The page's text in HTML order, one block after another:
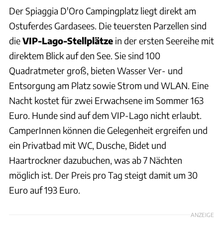
Der Spiaggia D'Oro Campingplatz liegt direkt am
Ostuferdes Gardasees. Die teuersten Parzellen sind
dieVIP-Lago-Stellplätze in der ersten Seereihe mit
direktem Blick auf den See. Sie sind 100
Quadratmeter groß, bieten Wasser Ver- und
Entsorgung am Platz sowie Strom und WLAN. Eine
Nacht kostet für zwei Erwachsene im Sommer 163
Euro. Hunde sind auf dem VIP-Lago nicht erlaubt.
CamperInnen können die Gelegenheit ergreifen und
ein Privatbad mit WC, Dusche, Bidet und
Haartrockner dazubuchen, was ab 7 Nächten
möglich ist. Der Preis pro Tag steigt damit um 30
Euro auf 193 Euro.
ANZEIGE